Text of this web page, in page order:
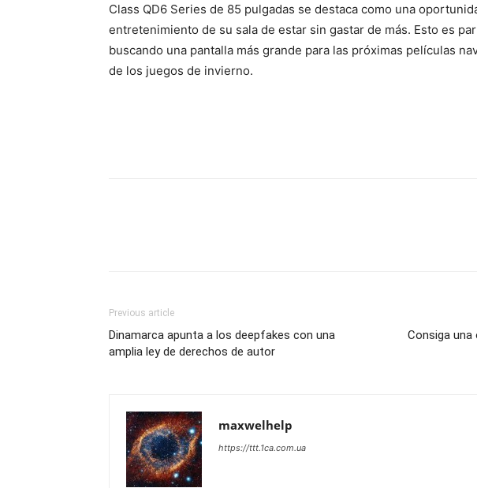
Class QD6 Series de 85 pulgadas se destaca como una
entretenimiento de su sala de estar sin gastar de más. Esto es
buscando una pantalla más grande para las próximas películas
de los juegos de invierno.
Previous article
Dinamarca apunta a los deepfakes con una
amplia ley de derechos de autor
Consiga una
maxwelhelp
https://ttt.1ca.com.ua